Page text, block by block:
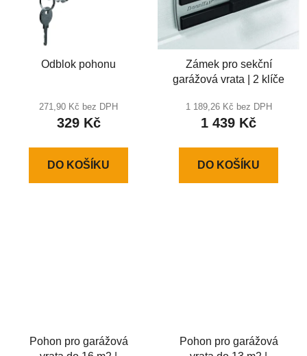
Odblok pohonu
271,90 Kč bez DPH
329 Kč
DO KOŠÍKU
Zámek pro sekční
garážová vrata | 2 klíče
1 189,26 Kč bez DPH
1 439 Kč
DO KOŠÍKU
Pohon pro garážová
Pohon pro garážová